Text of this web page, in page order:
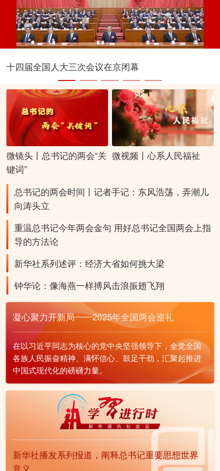
十四届全国人大三次会议在京闭幕
微镜头丨总书记的两会“关
键词”
微视频丨心系人民福祉
总书记的两会时间丨记者手记：东风浩荡，弄潮儿
向涛头立
重温总书记今年两会金句 用好总书记全国两会上指
导的方法论
新华社系列述评：经济大省如何挑大梁
钟华论：像海燕一样搏风击浪振翅飞翔
凝心聚力开新局——2025年全国两会巡礼
在以习近平同志为核心的党中央坚强领导下，全党全国
各族人民振奋精神、满怀信心、鼓足干劲，汇聚起推进
中国式现代化的磅礴力量。
新华社播发系列报道，阐释总书记重要思想世界
意义